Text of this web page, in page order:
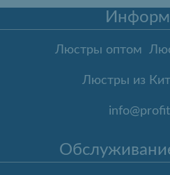
Люстры оптом
Люстры из